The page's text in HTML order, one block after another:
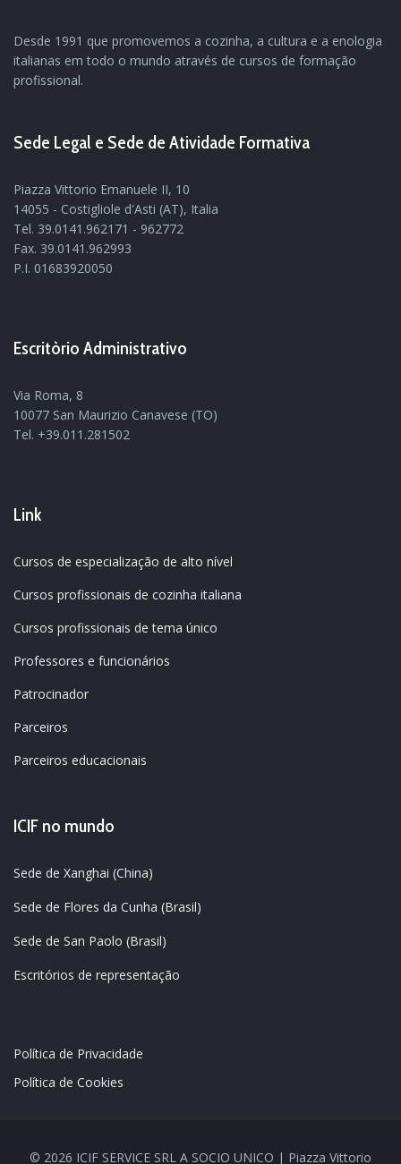
Desde 1991 que promovemos a cozinha, a cultura e a enologia
italianas em todo o mundo através de cursos de formação
profissional.
Sede Legal e Sede de Atividade Formativa
Piazza Vittorio Emanuele II, 10
14055 - Costigliole d'Asti (AT), Italia
Tel. 39.0141.962171 - 962772
Fax. 39.0141.962993
P.I. 01683920050
Escritòrio Administrativo
Via Roma, 8
10077 San Maurizio Canavese (TO)
Tel. +39.011.281502
Link
Cursos de especialização de alto nível
Cursos profissionais de cozinha italiana
Cursos profissionais de tema único
Professores e funcionários
Patrocinador
Parceiros
Parceiros educacionais
ICIF no mundo
Sede de Xanghai (China)
Sede de Flores da Cunha (Brasil)
Sede de San Paolo (Brasil)
Escritórios de representação
Política de Privacidade
Política de Cookies
© 2026 ICIF SERVICE SRL A SOCIO UNICO | Piazza Vittorio